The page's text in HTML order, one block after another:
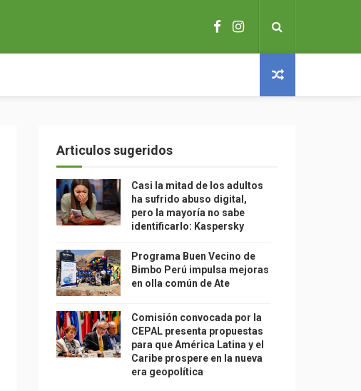
Articulos sugeridos
Casi la mitad de los adultos
ha sufrido abuso digital,
pero la mayoría no sabe
identificarlo: Kaspersky
Programa Buen Vecino de
Bimbo Perú impulsa mejoras
en olla común de Ate
Comisión convocada por la
CEPAL presenta propuestas
para que América Latina y el
Caribe prospere en la nueva
era geopolítica